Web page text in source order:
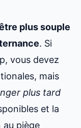
plus souple
. Si
vous devez
mais
plus tard
et la
au piège